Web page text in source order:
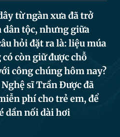
Liên hệ quảng cáo
thoại
từ ngàn xưa đã trở
dân tộc, nhưng giữa
hỏi đặt ra là: liệu múa
còn giữ được chỗ
công chúng hôm nay?
sĩ Trần Được đã
phí cho trẻ em, để
dần nối dài hơi